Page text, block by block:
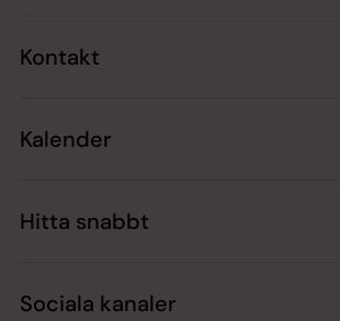
Kontakt
Kalender
Hitta snabbt
Sociala kanaler